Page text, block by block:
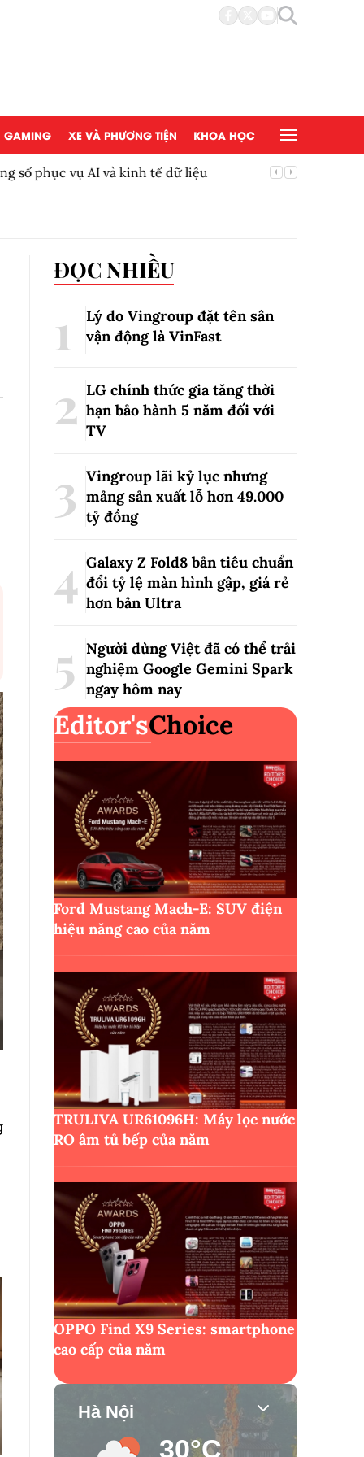
GAMING XE VÀ PHƯƠNG TIỆN KHOA HỌC
số phục vụ AI và kinh tế dữ liệu
ĐỌC NHIỀU
Lý do Vingroup đặt tên sân
vận động là VinFast
LG chính thức gia tăng thời
hạn bảo hành 5 năm đối với
TV
Vingroup lãi kỷ lục nhưng
mảng sản xuất lỗ hơn 49.000
tỷ đồng
Galaxy Z Fold8 bản tiêu chuẩn
đổi tỷ lệ màn hình gập, giá rẻ
hơn bản Ultra
Người dùng Việt đã có thể trải
nghiệm Google Gemini Spark
ngay hôm nay
Editor'sChoice
Ford Mustang Mach-E: SUV điện
hiệu năng cao của năm
TRULIVA UR61096H: Máy lọc nước
RO âm tủ bếp của năm
OPPO Find X9 Series: smartphone
cao cấp của năm
Hà Nội
30°C